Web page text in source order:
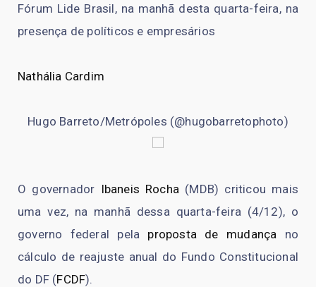
Fórum Lide Brasil, na manhã desta quarta-feira, na
presença de políticos e empresários
Nathália Cardim
Hugo Barreto/Metrópoles (@hugobarretophoto)
O governador Ibaneis Rocha (MDB) criticou mais
uma vez, na manhã dessa quarta-feira (4/12), o
governo federal pela proposta de mudança no
cálculo de reajuste anual do Fundo Constitucional
do DF (FCDF).